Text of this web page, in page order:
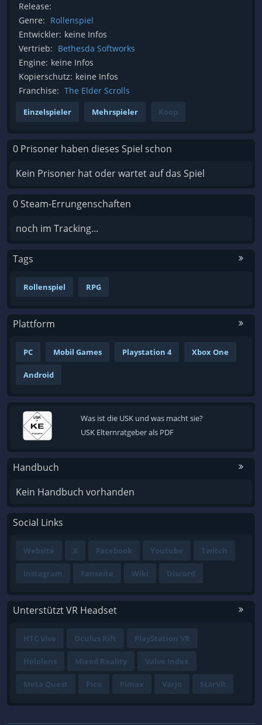
Release:
Genre: Rollenspiel
Entwickler: keine Infos
Vertrieb: Bethesda Softworks
Engine: keine Infos
Kopierschutz: keine Infos
Franchise: The Elder Scrolls
Einzelspieler Mehrspieler Koop
0 Prisoner haben dieses Spiel schon
Kein Prisoner hat oder wartet auf das Spiel
0 Steam-Errungenschaften
noch im Tracking...
Tags
Rollenspiel RPG
Plattform
PC Mobil Games Playstation 4 Xbox One
Android
Was ist die USK und was macht sie?
USK Elternratgeber als PDF
Handbuch
Kein Handbuch vorhanden
Social Links
Website X Facebook Youtube Twitch
Instagram Fanseite Wiki Discord
Unterstützt VR Headset
HTC Vive Oculus Rift PlayStation VR
Hololens Mixed Reality Valve Index
Meta Quest Pico Pimax Varjo StarVR